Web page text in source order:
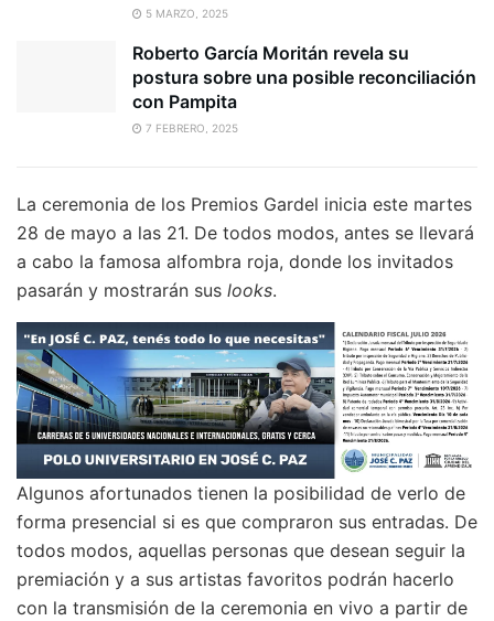
5 MARZO, 2025
Roberto García Moritán revela su
postura sobre una posible reconciliación
con Pampita
7 FEBRERO, 2025
La ceremonia de los Premios Gardel inicia este martes
28 de mayo a las 21. De todos modos, antes se llevará
a cabo la famosa alfombra roja, donde los invitados
pasarán y mostrarán sus looks.
Algunos afortunados tienen la posibilidad de verlo de
forma presencial si es que compraron sus entradas. De
todos modos, aquellas personas que desean seguir la
premiación y a sus artistas favoritos podrán hacerlo
con la transmisión de la ceremonia en vivo a partir de